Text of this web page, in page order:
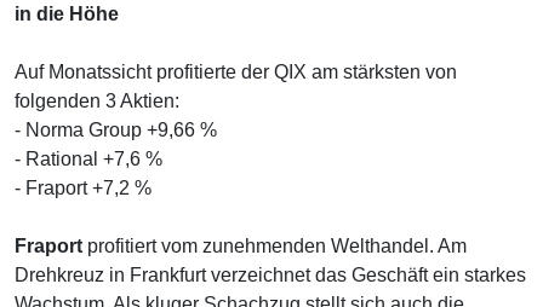
in die Höhe
Auf Monatssicht profitierte der QIX am stärksten von
folgenden 3 Aktien:
- Norma Group +9,66 %
- Rational +7,6 %
- Fraport +7,2 %
Fraport profitiert vom zunehmenden Welthandel. Am
Drehkreuz in Frankfurt verzeichnet das Geschäft ein starkes